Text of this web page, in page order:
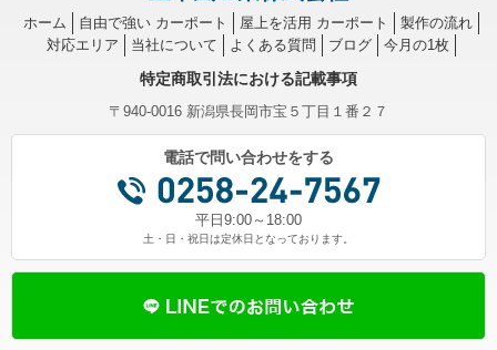
ホーム 自由で強い カーポート 屋上を活用 カーポート
製作の流れ
対応エリア
当社について よくある質問 ブログ 今月の1枚
特定商取引法における記載事項
〒940-0016 新潟県長岡市宝５丁目１番２７
電話で問い合わせをする
平日9:00～18:00
土・日・祝日は定休日となっております。